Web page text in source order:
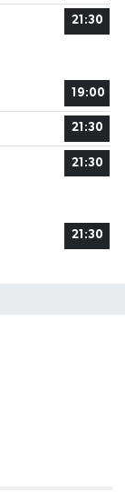
21:30
19:00
21:30
21:30
21:30